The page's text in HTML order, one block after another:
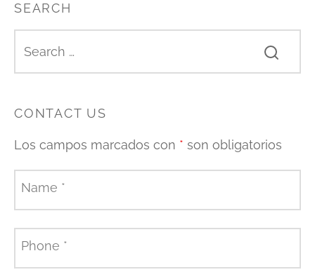
SEARCH
CONTACT US
Los campos marcados con * son obligatorios
Name *
Phone *